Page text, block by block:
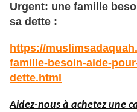
Urgent: une famille
sa dette :
https://
famille-besoin-aide-
dette.html
Aidez-nous à achetez une